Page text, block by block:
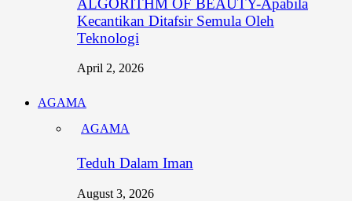
Kecantikan Ditafsir Semula Oleh
Teknologi
April 2, 2026
AGAMA
AGAMA
Teduh Dalam Iman
August 3, 2026